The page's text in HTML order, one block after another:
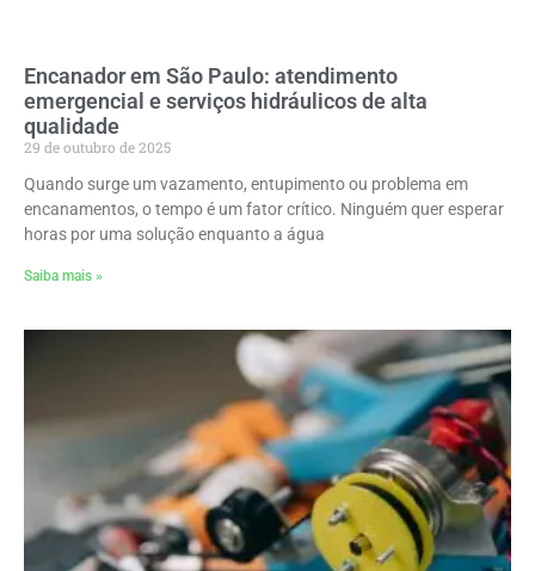
Encanador em São Paulo: atendimento
emergencial e serviços hidráulicos de alta
qualidade
29 de outubro de 2025
Quando surge um vazamento, entupimento ou problema em
encanamentos, o tempo é um fator crítico. Ninguém quer esperar
horas por uma solução enquanto a água
Saiba mais »